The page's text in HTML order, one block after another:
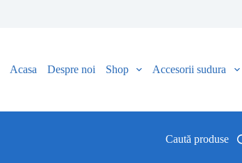
Acasa Despre noi Shop Accesorii sudura
Caută produse